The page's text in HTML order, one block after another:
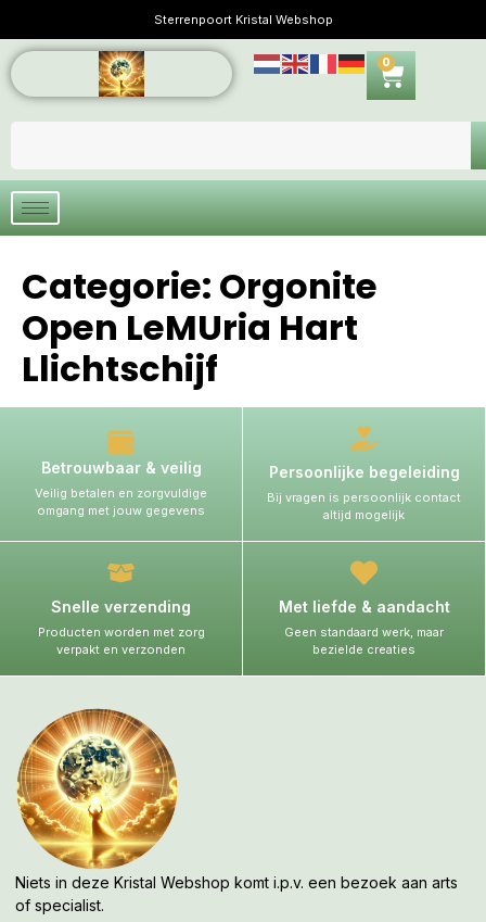
Sterrenpoort Kristal Webshop
0
Categorie: Orgonite
Open LeMUria Hart
Llichtschijf
Betrouwbaar & veilig
Veilig betalen en zorgvuldige
omgang met jouw gegevens
Persoonlijke begeleiding
Bij vragen is persoonlijk contact
altijd mogelijk
Snelle verzending
Producten worden met zorg
verpakt en verzonden
Met liefde & aandacht
Geen standaard werk, maar
bezielde creaties
Niets in deze Kristal Webshop komt i.p.v. een bezoek aan arts
of specialist.